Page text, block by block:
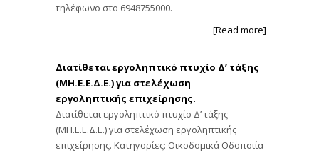
τηλέφωνο στο 6948755000.
[Read more]
Διατίθεται εργοληπτικό πτυχίο Δ’ τάξης
(ΜΗ.Ε.Ε.Δ.Ε.) για στελέχωση
εργοληπτικής επιχείρησης.
Διατίθεται εργοληπτικό πτυχίο Δ’ τάξης
(ΜΗ.Ε.Ε.Δ.Ε.) για στελέχωση εργοληπτικής
επιχείρησης. Κατηγορίες: Οικοδομικά Οδοποιία